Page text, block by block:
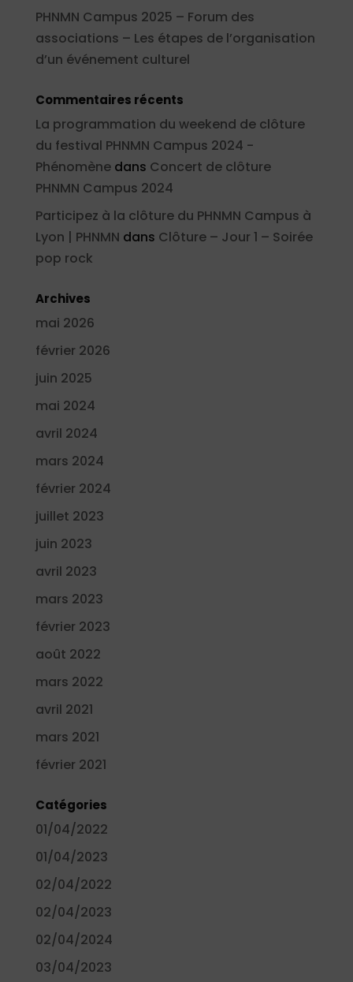
PHNMN Campus 2025 – Forum des
associations – Les étapes de l’organisation
d’un événement culturel
Commentaires récents
La programmation du weekend de clôture
du festival PHNMN Campus 2024 -
Phénomènedans Concert de clôture
PHNMN Campus 2024
Participez à la clôture du PHNMN Campus à
Lyon | PHNMN dans Clôture – Jour 1 – Soirée
pop rock
Archives
mai 2026
février 2026
juin 2025
mai 2024
avril 2024
mars 2024
février 2024
juillet 2023
juin 2023
avril 2023
mars 2023
février 2023
août 2022
mars 2022
avril 2021
mars 2021
février 2021
Catégories
01/04/2022
01/04/2023
02/04/2022
02/04/2023
02/04/2024
03/04/2023